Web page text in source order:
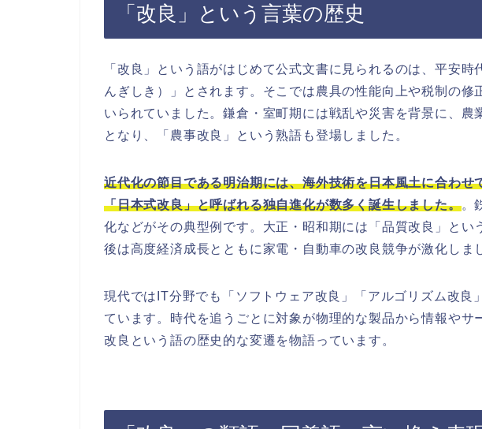
「改良」という言葉の歴史
「改良」という語がはじめて公式文書に見られるのは、平安時
んぎしき）」とされます。そこでは農具の性能向上や税制の修
いられていました。鎌倉・室町期には戦乱や災害を背景に、農
となり、「農事改良」という熟語も登場しました。
近代化の節目である明治期には、海外技術を日本風土に合わせ
「日本式改良」と呼ばれる独自進化が数多く誕生しました。。
化などがその典型例です。大正・昭和期には「品質改良」とい
後は高度経済成長とともに家電・自動車の改良競争が激化しま
現代ではIT分野でも「ソフトウェア改良」「アルゴリズム改良
ています。時代を追うごとに対象が物理的な製品から情報やサ
改良という語の歴史的な変遷を物語っています。